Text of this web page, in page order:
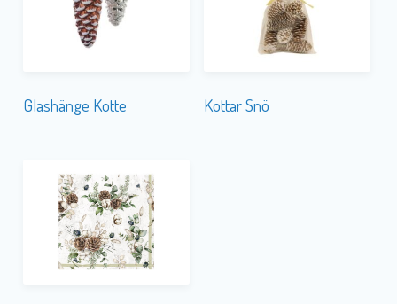
Glashänge Kotte Kottar Snö